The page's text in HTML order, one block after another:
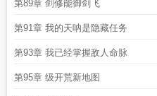
第89章 剑修能御剑飞
第91章 我的天呐是隐藏任务
第93章 我已经掌握敌人命脉
第95章 级开荒新地图